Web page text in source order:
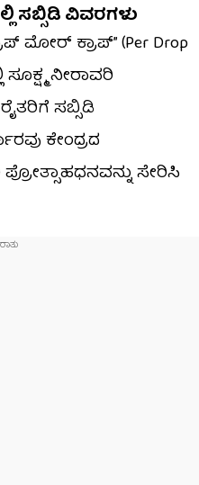
ವಿವರಗಳು
ಮೋರ್ ಕ್ರಾಪ್” (Per Drop
ನೀರಾವರಿ
ಸಬ್ಸಿಡಿ
ಕೇಂದ್ರದ
ಸೇರಿಸಿ